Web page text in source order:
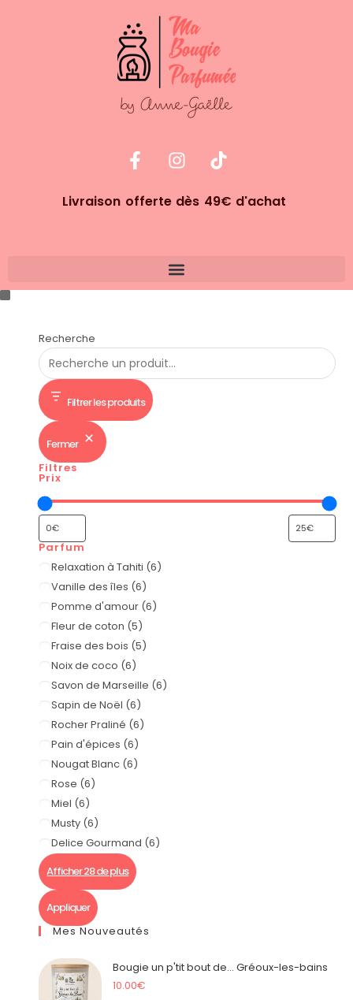
Livraison offerte dès 49€ d'achat
Recherche
Filtrer les produits
Fermer
Filtres
Prix
Parfum
Relaxation à Tahiti (6)
Vanille des îles (6)
Pomme d'amour (6)
Fleur de coton (5)
Fraise des bois (5)
Noix de coco (6)
Savon de Marseille (6)
Sapin de Noël (6)
Rocher Praliné (6)
Pain d'épices (6)
Nougat Blanc (6)
Rose (6)
Miel (6)
Musty (6)
Delice Gourmand (6)
Afficher 28 de plus
Appliquer
Mes Nouveautés
Bougie un p'tit bout de... Gréoux-les-bains
10.00€